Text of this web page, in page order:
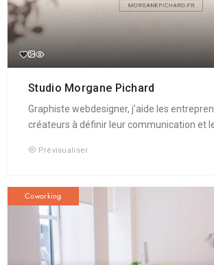
Studio Morgane Pichard
Graphiste webdesigner, j’aide les
créateurs à définir leur communication et
Prévisualiser
Coworking